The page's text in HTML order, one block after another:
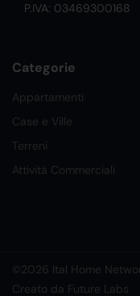
P.IVA: 03469300168
Categorie
Appartamenti
Case e Ville
Terreni
Attività Commerciali
©2026 Ital Home
Creato da Future Labs